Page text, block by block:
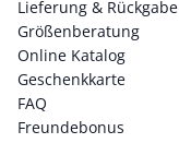
Lieferung & Rückgabe
Größenberatung
Online Katalog
Geschenkkarte
FAQ
Freundebonus